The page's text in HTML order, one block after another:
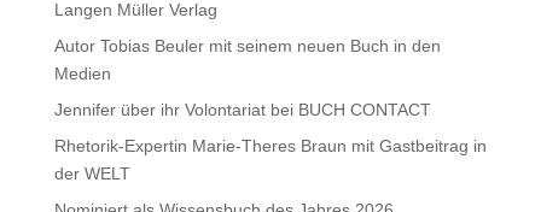
Langen Müller Verlag
Autor Tobias Beuler mit seinem neuen Buch in den
Medien
Jennifer über ihr Volontariat bei BUCH CONTACT
Rhetorik-Expertin Marie-Theres Braun mit Gastbeitrag in
der WELT